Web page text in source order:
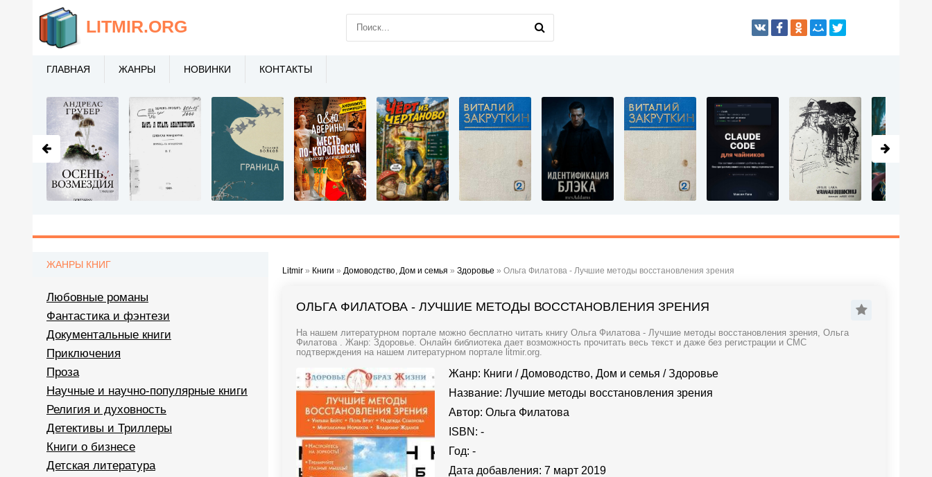
Litmir » Книги » Домоводство, Дом и семья » Здоровье » Ольга Филатова - Лучшие методы восстановления зрения
ОЛЬГА ФИЛАТОВА - ЛУЧШИЕ МЕТОДЫ ВОССТАНОВЛЕНИЯ ЗРЕНИЯ
На нашем литературном портале можно бесплатно читать книгу Ольга Филатова - Лучшие методы восстановления зрения, Ольга
Филатова . Жанр: Здоровье. Онлайн библиотека дает возможность прочитать весь текст и даже без регистрации и СМС
подтверждения на нашем литературном портале litmir.org.
Жанр: Книги /Домоводство, Дом и семья /Здоровье
Название: Лучшие методы восстановления зрения
Автор: Ольга Филатова
ISBN: -
Год: -
Дата добавления: 7 март 2019
ЖАНРЫ КНИГ
Любовные романы
Фантастика и фэнтези
Документальные книги
Приключения
Проза
Научные и научно-популярные книги
Религия и духовность
Детективы и Триллеры
Книги о бизнесе
Детская литература
LITMIR.ORG
ГЛАВНАЯ ЖАНРЫ НОВИНКИ КОНТАКТЫ